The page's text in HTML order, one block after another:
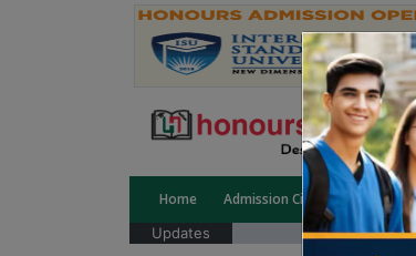
Home Admission Circular
Updates